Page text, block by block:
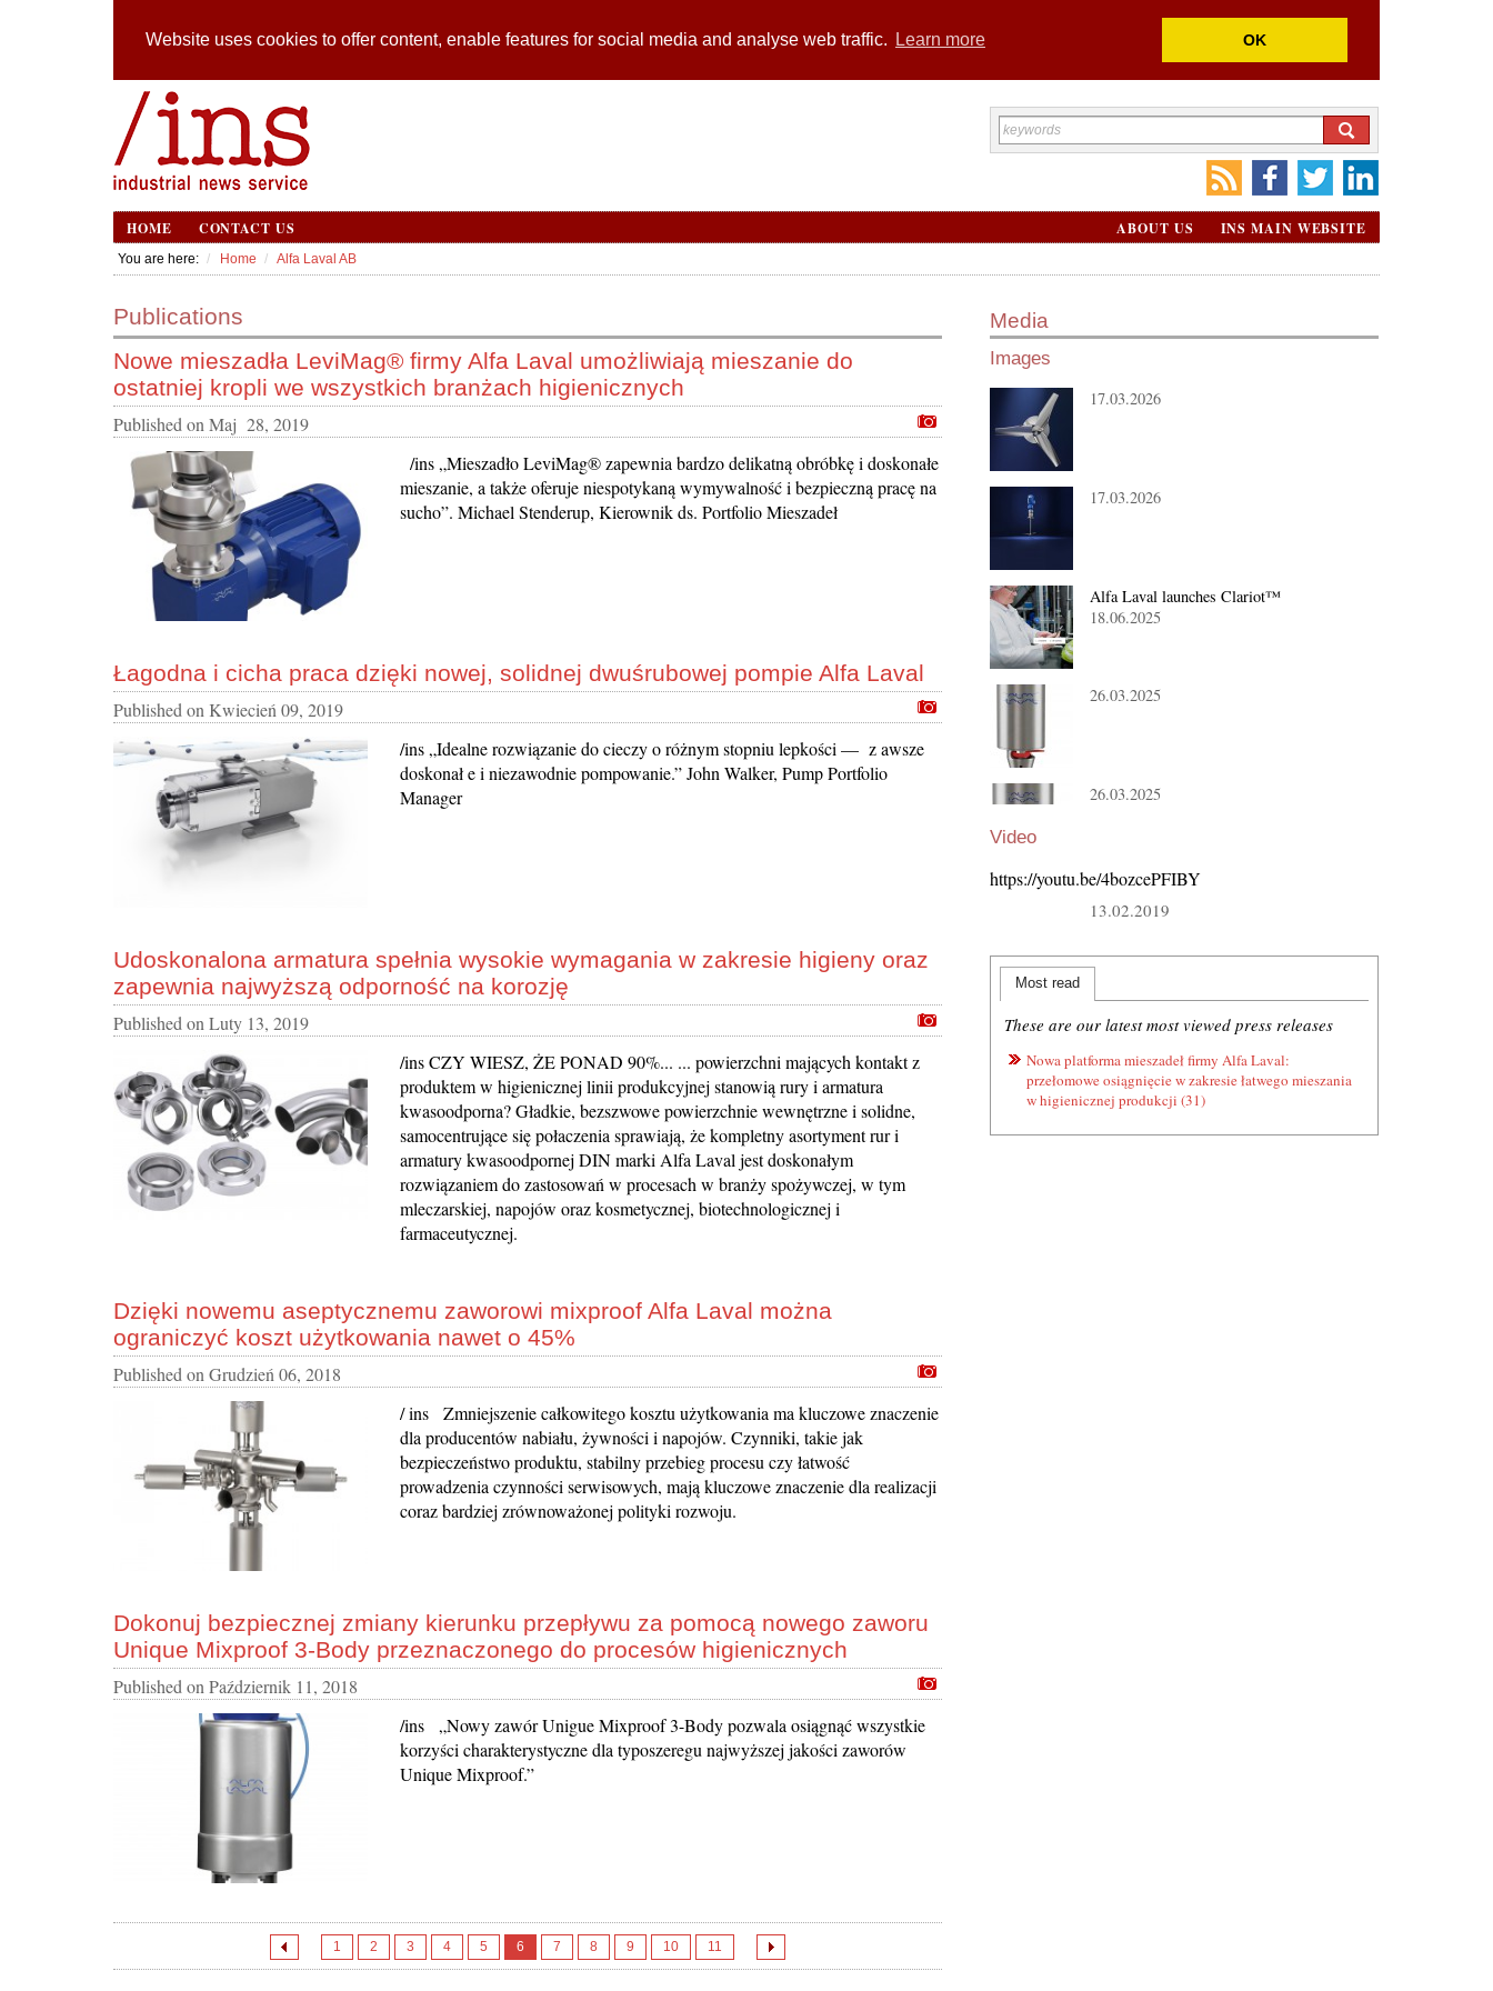
Website uses cookies to offer content, enable features for social media and analyse web traffic. Learn more OK
HOME CONTACT US INS MAIN WEBSITE
ABOUT US
You are here: Home Alfa Laval AB
Publications
Nowe mieszadła LeviMag® firmy Alfa Laval umożliwiają mieszanie do
ostatniej kropli we wszystkich branżach higienicznych
Published onMaj 28, 2019
/ins „Mieszadło LeviMag® zapewnia bardzo delikatną obróbkę i doskonałe
mieszanie, a także oferuje niespotykaną wymywalność i bezpieczną pracę na
sucho”. Michael Stenderup, Kierownik ds. Portfolio Mieszadeł
Łagodna i cicha praca dzięki nowej, solidnej dwuśrubowej pompie Alfa Laval
Published onKwiecień 09, 2019
/ins „Idealne rozwiązanie do cieczy o różnym stopniu lepkości — z awsze
doskonał e i niezawodnie pompowanie.” John Walker, Pump Portfolio
Manager
Udoskonalona armatura spełnia wysokie wymagania w zakresie higieny oraz
zapewnia najwyższą odporność na korozję
Published on Luty 13, 2019
/ins CZY WIESZ, ŻE PONAD 90%... ... powierzchni mających kontakt z
produktem w higienicznej linii produkcyjnej stanowią rury i armatura
kwasoodporna? Gładkie, bezszwowe powierzchnie wewnętrzne i solidne,
samocentrujące się połaczenia sprawiają, że kompletny asortyment rur i
armatury kwasoodpornej DIN marki Alfa Laval jest doskonałym
rozwiązaniem do zastosowań w procesach w branży spożywczej, w tym
mleczarskiej, napojów oraz kosmetycznej, biotechnologicznej i
farmaceutycznej.
Dzięki nowemu aseptycznemu zaworowi mixproof Alfa Laval można
ograniczyć koszt użytkowania nawet o 45%
Published on Grudzień 06, 2018
/ ins Zmniejszenie całkowitego kosztu użytkowania ma kluczowe znaczenie
dla producentów nabiału, żywności i napojów. Czynniki, takie jak
bezpieczeństwo produktu, stabilny przebieg procesu czy łatwość
prowadzenia czynności serwisowych, mają kluczowe znaczenie dla realizacji
coraz bardziej zrównoważonej polityki rozwoju.
Dokonuj bezpiecznej zmiany kierunku przepływu za pomocą nowego zaworu
Unique Mixproof 3-Body przeznaczonego do procesów higienicznych
Published on Październik 11, 2018
/ins „Nowy zawór Unigue Mixproof 3-Body pozwala osiągnąć wszystkie
korzyści charakterystyczne dla typoszeregu najwyższej jakości zaworów
Unique Mixproof.”
1 2 3 4 5 6 7 8 9 10 11
Media
Images
17.03.2026
17.03.2026
Alfa Laval launches Clariot™
18.06.2025
26.03.2025
26.03.2025
Video
https://youtu.be/4bozcePFIBY
13.02.2019
Most read
These are our latest most viewed press releases
Nowa platforma mieszadeł firmy Alfa Laval:
przełomowe osiągnięcie w zakresie łatwego mieszania
w higienicznej produkcji (31)